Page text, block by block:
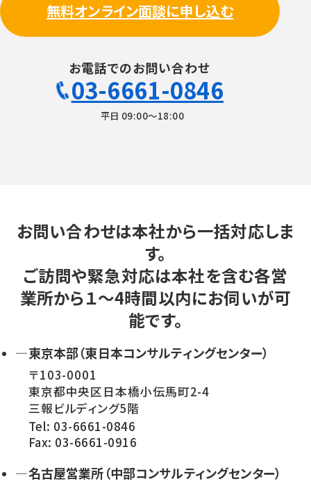
無料オンライン面談に申し込む
お電話でのお問い合わせ
03-6661-0846
平日 09:00〜18:00
お問い合わせは本社から一括対応しま
す。
ご訪問や緊急対応は本社を含む各営
業所から１～4時間以内にお伺いが可
能です。
—東京本部（東日本コンサルティングセンター）
〒103-0001
東京都中央区日本橋小伝馬町2-4
三報ビルディング5階
Tel: 03-6661-0846
Fax: 03-6661-0916
—名古屋営業所（中部コンサルティングセンター）